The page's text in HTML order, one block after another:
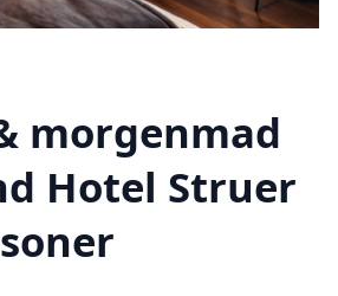
morgenmad
Hotel Struer